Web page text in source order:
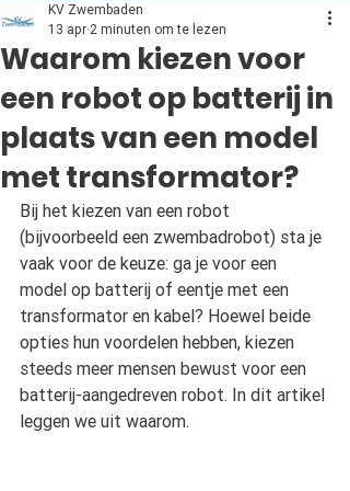
Waarom kiezen voor
een robot op batterij in
plaats van een model
met transformator?
KV Zwembaden
13 apr 2 minuten om te lezen
Bij het kiezen van een robot
(bijvoorbeeld een zwembadrobot) sta je
vaak voor de keuze: ga je voor een
model op batterij of eentje met een
transformator en kabel? Hoewel beide
opties hun voordelen hebben, kiezen
steeds meer mensen bewust voor een
batterij-aangedreven robot. In dit artikel
leggen we uit waarom.